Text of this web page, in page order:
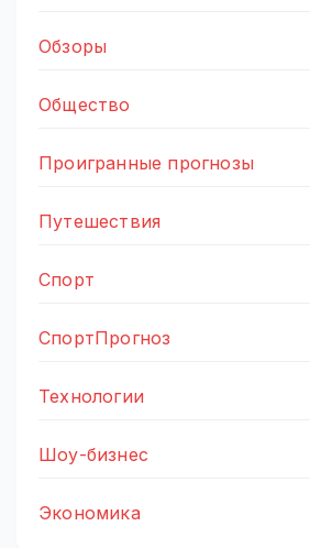
Обзоры
Общество
Проигранные прогнозы
Путешествия
Спорт
СпортПрогноз
Технологии
Шоу-бизнес
Экономика